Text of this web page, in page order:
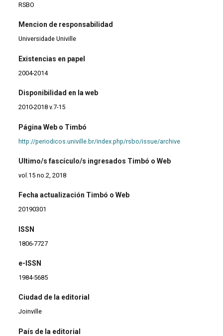
RSBO
Mencion de responsabilidad
Universidade Univille
Existencias en papel
2004-2014
Disponibilidad en la web
2010-2018 v.7-15
Página Web o Timbó
http://periodicos.univille.br/index.php/rsbo/issue/archive
Ultimo/s fascículo/s ingresados Timbó o Web
vol.15 no.2, 2018
Fecha actualización Timbó o Web
20190301
ISSN
1806-7727
e-ISSN
1984-5685
Ciudad de la editorial
Joinville
País de la editorial